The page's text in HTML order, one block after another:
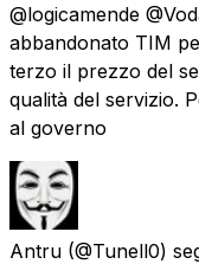
@logicamende
abbandonato TIM
terzo il prezzo del
qualità del servizio.
al governo
Antru (@Tunell0)